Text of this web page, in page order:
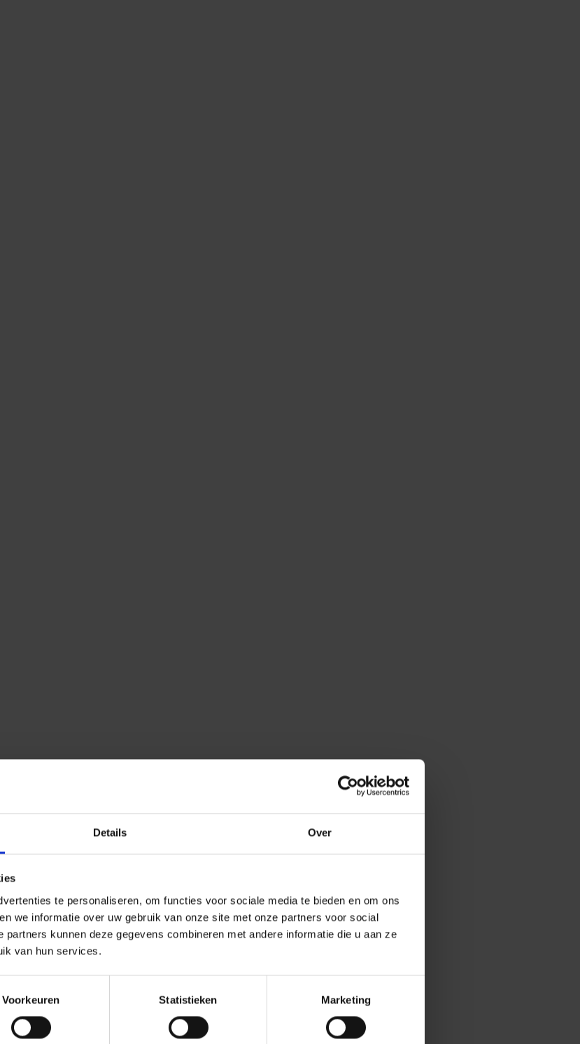
Details Over
te personaliseren, om functies voor sociale media te bieden en om ons
we informatie over uw gebruik van onze site met onze partners voor social
partners kunnen deze gegevens combineren met andere informatie die u aan ze
van hun services.
Voorkeuren Statistieken Marketing